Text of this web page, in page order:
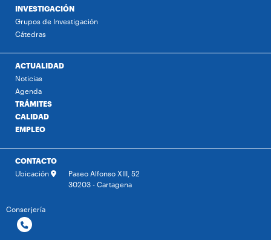
INVESTIGACIÓN
Grupos de Investigación
Cátedras
ACTUALIDAD
Noticias
Agenda
TRÁMITES
CALIDAD
EMPLEO
CONTACTO
Ubicación
Paseo Alfonso XIII, 52
30203 - Cartagena
Conserjería